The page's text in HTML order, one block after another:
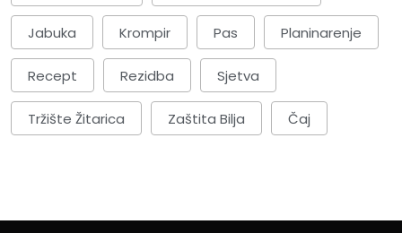
Jabuka Krompir Pas Planinarenje
Recept Rezidba Sjetva
Tržište Žitarica Zaštita Bilja Čaj